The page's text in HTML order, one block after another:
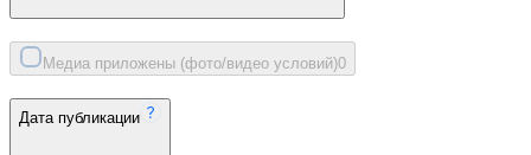
Медиа приложены (фото/видео условий)0
Дата публикации